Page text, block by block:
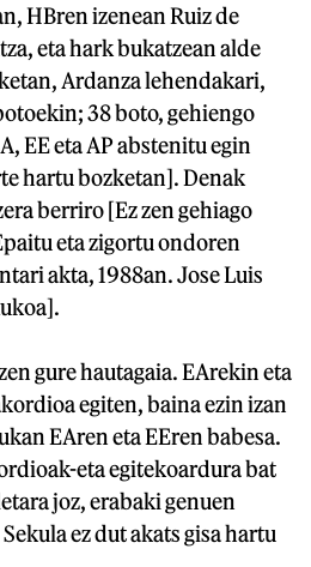
HBren izenean Ruiz de
eta hark bukatzean alde
Ardanza lehendakari,
38 boto, gehiengo
EE eta AP abstenitu egin
hartu bozketan]. Denak
berriro [Ez zen gehiago
eta zigortu ondoren
akta, 1988an. Jose Luis
gure hautagaia. EArekin eta
egiten, baina ezin izan
EAren eta EEren babesa.
eta egitekoardura bat
joz, erabaki genuen
ez dut akats gisa hartu